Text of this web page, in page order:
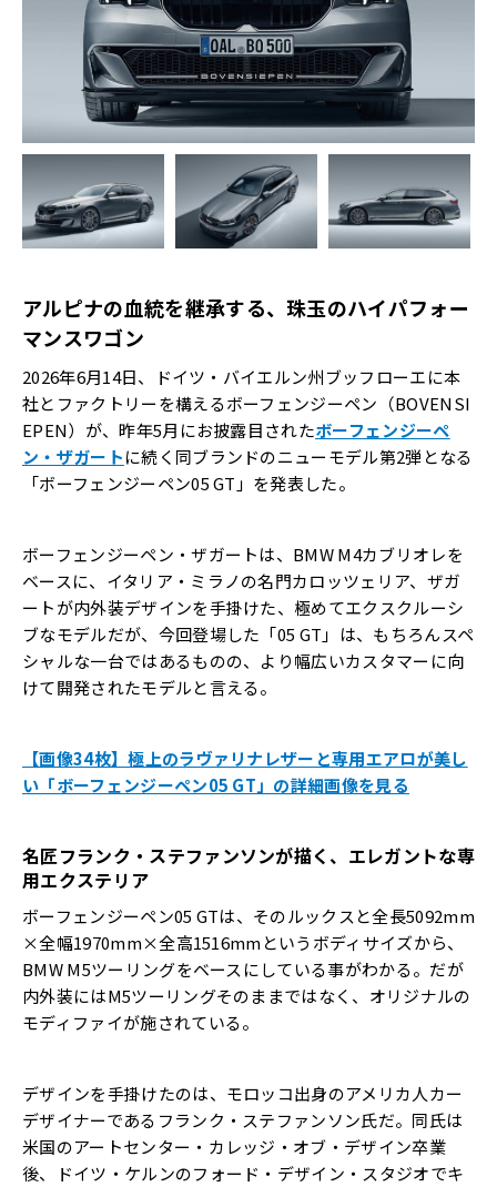
アルピナの血統を継承する、珠玉のハイパフォー
マンスワゴン
2026年6月14日、ドイツ・バイエルン州ブッフローエに本
社とファクトリーを構えるボーフェンジーペン（BOVENSI
EPEN）が、昨年5月にお披露目されたボーフェンジーペ
ン・ザガートに続く同ブランドのニューモデル第2弾となる
「ボーフェンジーペン05 GT」を発表した。
ボーフェンジーペン・ザガートは、BMW M4カブリオレを
ベースに、イタリア・ミラノの名門カロッツェリア、ザガ
ートが内外装デザインを手掛けた、極めてエクスクルーシ
ブなモデルだが、今回登場した「05 GT」は、もちろんスペ
シャルな一台ではあるものの、より幅広いカスタマーに向
けて開発されたモデルと言える。
【画像34枚】極上のラヴァリナレザーと専用エアロが美し
い「ボーフェンジーペン05 GT」の詳細画像を見る
名匠フランク・ステファンソンが描く、エレガントな専
用エクステリア
ボーフェンジーペン05 GTは、そのルックスと全長5092mm
×全幅1970mm×全高1516mmというボディサイズから、
BMW M5ツーリングをベースにしている事がわかる。だが
内外装にはM5ツーリングそのままではなく、オリジナルの
モディファイが施されている。
デザインを手掛けたのは、モロッコ出身のアメリカ人カー
デザイナーであるフランク・ステファンソン氏だ。同氏は
米国のアートセンター・カレッジ・オブ・デザイン卒業
後、ドイツ・ケルンのフォード・デザイン・スタジオでキ